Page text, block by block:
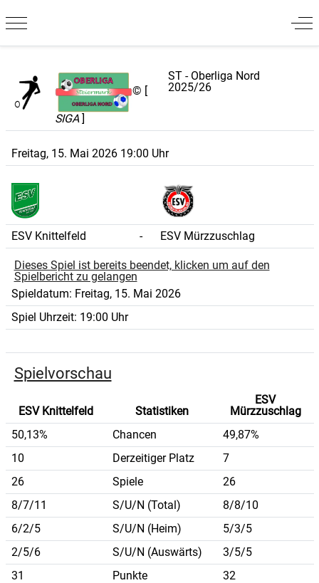
Mobile Menu Toggle
© [
SIGA]
ST - Oberliga Nord
2025/26
Freitag, 15. Mai 2026 19:00 Uhr
ESV Knittelfeld - ESV Mürzzuschlag
Dieses Spiel ist bereits beendet, klicken um auf den
Spielbericht zu gelangen
Spieldatum: Freitag, 15. Mai 2026
Spiel Uhrzeit: 19:00 Uhr
Spielvorschau
ESV Knittelfeld Statistiken
ESV
Mürzzuschlag
50,13%
Chancen
49,87%
10
Derzeitiger Platz
7
26
Spiele
26
8/7/11
S/U/N (Total)
8/8/10
6/2/5
S/U/N (Heim)
5/3/5
2/5/6
S/U/N (Auswärts)
3/5/5
31
Punkte
32